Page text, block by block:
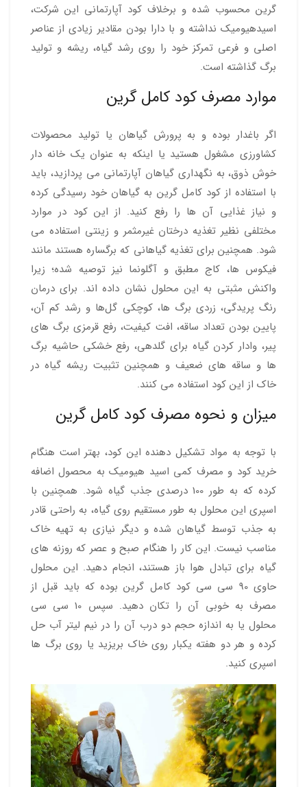
گرین محسوب شده و برخلاف کود آپارتمانی این شرکت،
اسیدهیومیک نداشته و با دارا بودن مقادیر زیادی از عناصر
اصلی و فرعی تمرکز خود را روی رشد گیاه، ریشه و تولید
برگ گذاشته است.
موارد مصرف کود کامل گرین
اگر باغدار بوده و به پرورش گیاهان یا تولید محصولات
کشاورزی مشغول هستید یا اینکه به عنوان یک خانه دار
خوش ذوق، به نگهداری گیاهان آپارتمانی می پردازید، باید
با استفاده از کود کامل گرین به گیاهان خود رسیدگی کرده
و نیاز غذایی آن ها را رفع کنید. از این کود در موارد
مختلفی نظیر تغذیه درختان غیرمثمر و زینتی استفاده می
شود. همچنین برای تغذیه گیاهانی که برگساره هستند مانند
فیکوس ها، کاج مطبق و آگلونما نیز توصیه شده؛ زیرا
واکنش مثبتی به این محلول نشان داده اند. برای درمان
رنگ پریدگی، زردی برگ ها، کوچکی گل‌ها و رشد کم آن،
پایین بودن تعداد ساقه، افت کیفیت، رفع قرمزی برگ های
پیر، وادار کردن گیاه برای گلدهی، رفع خشکی حاشیه برگ
ها و ساقه های ضعیف و همچنین تثبیت ریشه گیاه در
خاک از این کود استفاده می کنند.
میزان و نحوه مصرف کود کامل گرین
با توجه به مواد تشکیل دهنده این کود، بهتر است هنگام
خرید کود و مصرف کمی اسید هیومیک به محصول اضافه
کرده که به طور 100 درصدی جذب گیاه شود. همچنین با
اسپری این محلول به طور مستقیم روی گیاه، به راحتی قادر
به جذب توسط گیاهان شده و دیگر نیازی به تهیه خاک
مناسب نیست. این کار را هنگام صبح و عصر که روزنه های
گیاه برای تبادل هوا باز هستند، انجام دهید. این محلول
حاوی 90 سی سی کود کامل گرین بوده که باید قبل از
مصرف به خوبی آن را تکان دهید. سپس 10 سی سی
محلول یا به اندازه حجم دو درب آن را در نیم لیتر آب حل
کرده و هر دو هفته یکبار روی خاک بریزید یا روی برگ ها
اسپری کنید.